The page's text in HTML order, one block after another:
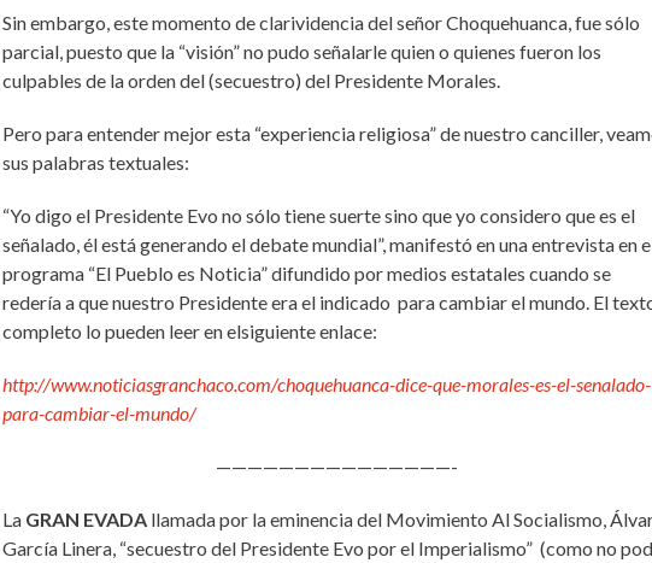
Sin embargo, este momento de clarividencia del señor Choquehuanca, fue sólo
parcial, puesto que la “visión” no pudo señalarle quien o quienes fueron los
culpables de la orden del (secuestro) del Presidente Morales.
Pero para entender mejor esta “experiencia religiosa” de nuestro canciller,
sus palabras textuales:
“Yo digo el Presidente Evo no sólo tiene suerte sino que yo considero que es el
señalado, él está generando el debate mundial”, manifestó en una entrevista en
programa “El Pueblo es Noticia” difundido por medios estatales cuando se
redería a que nuestro Presidente era el indicado para cambiar el mundo. El
completo lo pueden leer en elsiguiente enlace:
http://www.noticiasgranchaco.com/choquehuanca-dice-que-morales-es-el-senalado-
para-cambiar-el-mundo/
———————————————-
La GRAN EVADA llamada por la eminencia del Movimiento Al Socialismo,
García Linera, “secuestro del Presidente Evo por el Imperialismo” (como no